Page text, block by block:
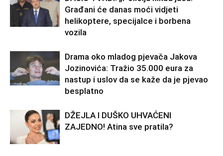
Građani će danas moći vidjeti
helikoptere, specijalce i borbena
vozila
Drama oko mladog pjevača Jakova
Jozinovića: Tražio 35.000 eura za
nastup i uslov da se kaže da je pjevao
besplatno
DŽEJLA I DUŠKO UHVAĆENI
ZAJEDNO! Atina sve pratila?